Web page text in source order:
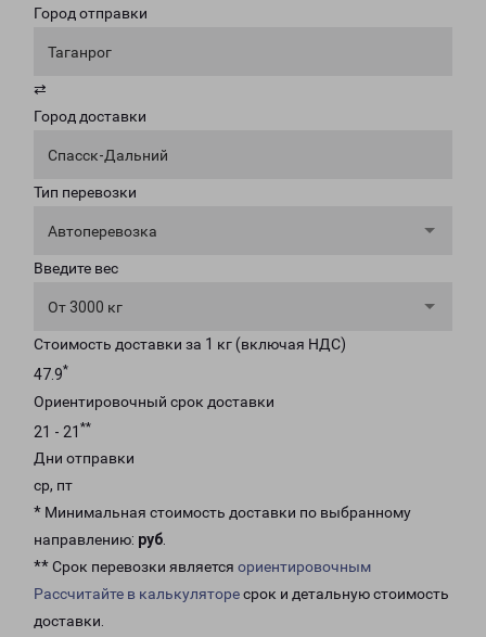
Город отправки
Таганрог
⇄
Город доставки
Спасск-Дальний
Тип перевозки
Автоперевозка
Введите вес
От 3000 кг
Стоимость доставки за 1 кг (включая НДС)
47.9*
Ориентировочный срок доставки
21 - 21 **
Дни отправки
ср, пт
* Минимальная стоимость доставки по выбранному
направлению: руб.
** Срок перевозки является ориентировочным
Рассчитайте в калькуляторесрок и детальную стоимость
доставки.